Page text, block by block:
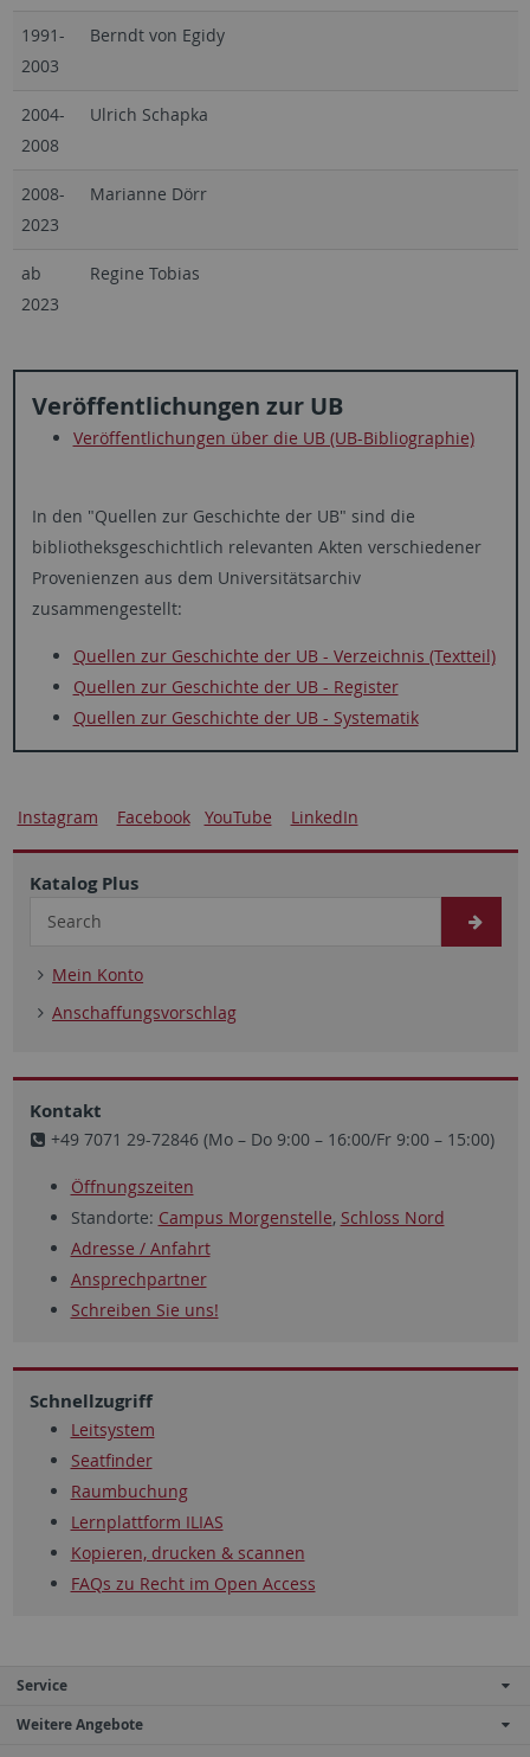
1991-
2003
Berndt von Egidy
2004-
2008
Ulrich Schapka
2008-
2023
Marianne Dörr
ab
2023
Regine Tobias
Veröffentlichungen zur UB
Veröffentlichungen über die UB (UB-Bibliographie)
In den "Quellen zur Geschichte der UB" sind die
bibliotheksgeschichtlich relevanten Akten verschiedener
Provenienzen aus dem Universitätsarchiv
zusammengestellt:
Quellen zur Geschichte der UB - Verzeichnis (Textteil)
Quellen zur Geschichte der UB - Register
Quellen zur Geschichte der UB - Systematik
Instagram Facebook YouTube LinkedIn
Katalog Plus
Mein Konto
Anschaffungsvorschlag
Kontakt
+49 7071 29-72846 (Mo – Do 9:00 – 16:00/Fr 9:00 – 15:00)
Öffnungszeiten
Standorte: Campus Morgenstelle, Schloss Nord
Adresse / Anfahrt
Ansprechpartner
Schreiben Sie uns!
Schnellzugriff
Leitsystem
Seatfinder
Raumbuchung
Lernplattform ILIAS
Kopieren, drucken & scannen
FAQs zu Recht im Open Access
Service
Weitere Angebote